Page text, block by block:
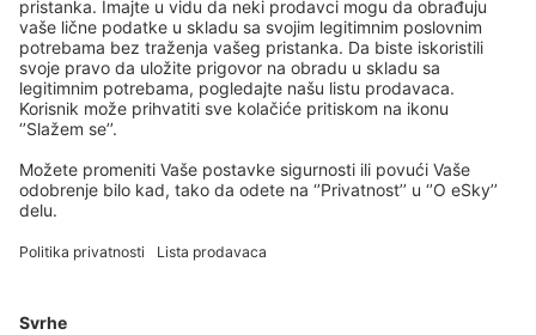
Copyright © eSky.rs. Sva prava zadržana.